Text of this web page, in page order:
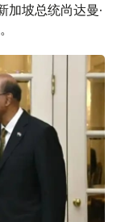
加坡总统尚达曼·